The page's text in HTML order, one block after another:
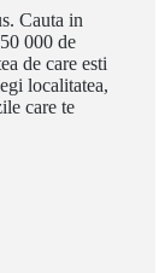
Cauta in
000 de
de care esti
localitatea,
care te